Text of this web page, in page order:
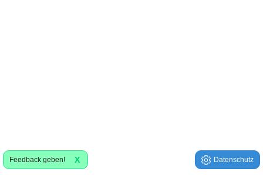
Feedback geben! X Datenschutz